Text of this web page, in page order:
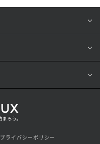
プライバシーポリシー